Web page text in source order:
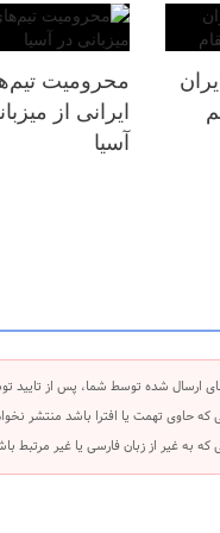
محرومیت
ایرانی از
آسیا
ارسال شده توسط شما، پس از
که حاوی تهمت یا افترا باشد منتشر
که به غیر از زبان فارسی یا غیر مرتبط